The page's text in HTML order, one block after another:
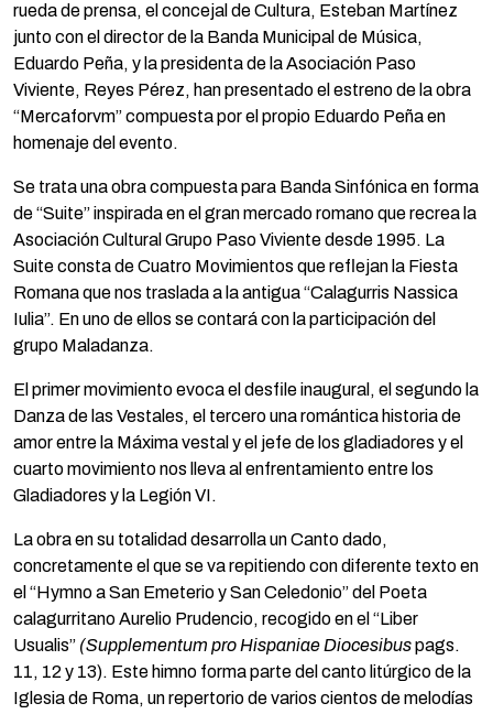
rueda de prensa, el concejal de Cultura, Esteban Martínez
junto con el director de la Banda Municipal de Música,
Eduardo Peña, y la presidenta de la Asociación Paso
Viviente, Reyes Pérez, han presentado el estreno de la obra
“Mercaforvm” compuesta por el propio Eduardo Peña en
homenaje del evento.
Se trata una obra compuesta para Banda Sinfónica en forma
de “Suite” inspirada en el gran mercado romano que recrea la
Asociación Cultural Grupo Paso Viviente desde 1995. La
Suite consta de Cuatro Movimientos que reflejan la Fiesta
Romana que nos traslada a la antigua “Calagurris Nassica
Iulia”. En uno de ellos se contará con la participación del
grupo Maladanza.
El primer movimiento evoca el desfile inaugural, el segundo la
Danza de las Vestales, el tercero una romántica historia de
amor entre la Máxima vestal y el jefe de los gladiadores y el
cuarto movimiento nos lleva al enfrentamiento entre los
Gladiadores y la Legión VI.
La obra en su totalidad desarrolla un Canto dado,
concretamente el que se va repitiendo con diferente texto en
el “Hymno a San Emeterio y San Celedonio” del Poeta
calagurritano Aurelio Prudencio, recogido en el “Liber
Usualis” (Supplementum pro Hispaniae Diocesibuspags.
11, 12 y 13). Este himno forma parte del canto litúrgico de la
Iglesia de Roma, un repertorio de varios cientos de melodías